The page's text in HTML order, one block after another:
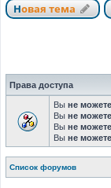
Новая тема
Права доступа
Вы не можете
Вы не можете
Вы не можете
Вы не можете
Список форумов